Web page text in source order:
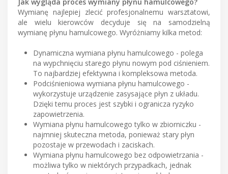
Jak wygląda proces wymiany płynu hamulcowego?
Wymianę najlepiej zlecić profesjonalnemu warsztatowi,
ale wielu kierowców decyduje się na samodzielną
wymianę płynu hamulcowego. Wyróżniamy kilka metod:
Dynamiczna wymiana płynu hamulcowego - polega
na wypchnięciu starego płynu nowym pod ciśnieniem.
To najbardziej efektywna i kompleksowa metoda.
Podciśnieniowa wymiana płynu hamulcowego -
wykorzystuje urządzenie zasysające płyn z układu.
Dzięki temu proces jest szybki i ogranicza ryzyko
zapowietrzenia.
Wymiana płynu hamulcowego tylko w zbiorniczku -
najmniej skuteczna metoda, ponieważ stary płyn
pozostaje w przewodach i zaciskach.
Wymiana płynu hamulcowego bez odpowietrzania -
możliwa tylko w niektórych przypadkach, jednak